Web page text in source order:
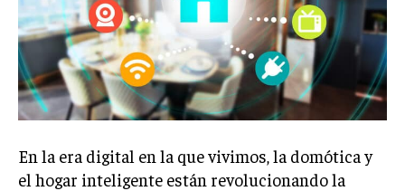
En la era digital en la que vivimos, la domótica y
el hogar inteligente están revolucionando la